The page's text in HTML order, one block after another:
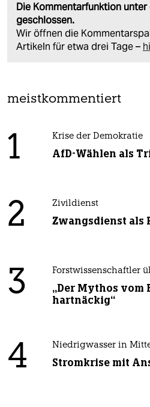
Die Kommentarfunktion
geschlossen.
Wir öffnen die
Artikeln für etwa drei Tage –
meistkommentiert
1 Krise der Demokratie
AfD-Wählen als
2 Zivildienst
Zwangsdienst als
3 Forstwissenschaftler
„Der Mythos
hartnäckig“
4 Niedrigwasser in
Stromkrise mit